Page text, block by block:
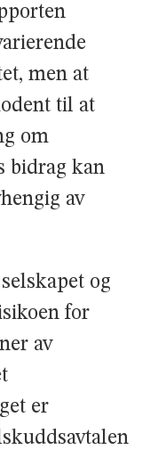
men at
til at
om
bidrag kan
av
og
for
av
er